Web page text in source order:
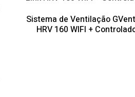
Sistema de Ventilação
HRV 160 WIFI +